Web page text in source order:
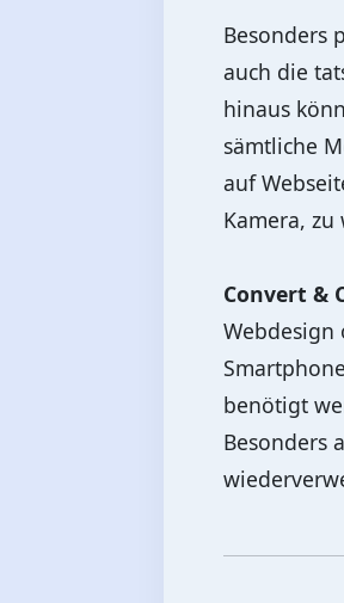
Besonders
auch die
hinaus
sämtliche
auf
Kamera,
Convert &
benötigt
Besonders